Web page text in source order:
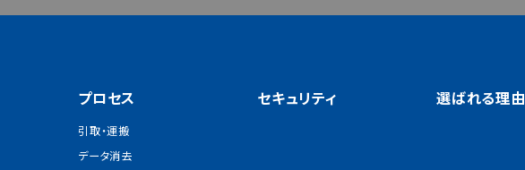
プロセス
引取・運搬
データ消去
セキュリティ 選ばれる理由